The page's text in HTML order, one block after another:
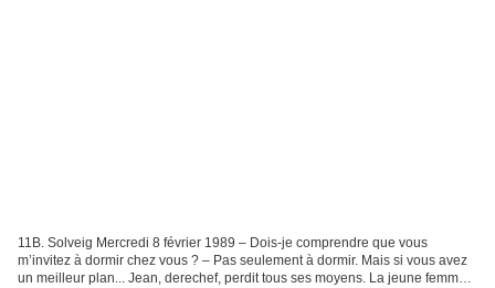
11B. Solveig Mercredi 8 février 1989 – Dois-je comprendre que vous
m’invitez à dormir chez vous ? – Pas seulement à dormir. Mais si vous avez
un meilleur plan... Jean, derechef, perdit tous ses moyens. La jeune femme